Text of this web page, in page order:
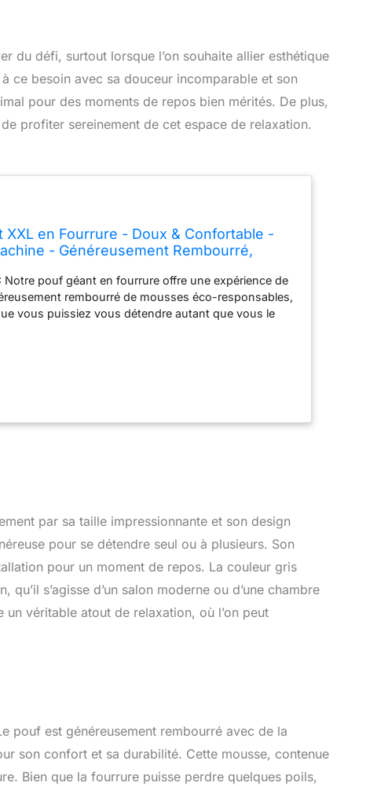
du défi, surtout lorsque l’on souhaite allier esthétique
ce besoin avec sa douceur incomparable et son
pour des moments de repos bien mérités. De plus,
profiter sereinement de cet espace de relaxation.
XXL en Fourrure - Doux & Confortable -
- Généreusement Rembourré,
Notre pouf géant en fourrure offre une expérience de
rembourré de mousses éco-responsables,
vous puissiez vous détendre autant que vous le
: Transformez votre espace en véritable cocon de
à toutes les occasions, que ce soit pour se
regarder la télé, faites de chaque instant un plaisir
: Dites adieu aux salissures et aux mauvaises
géant se retire facilement et se lave en machine
et une fraîcheur optimales. 🇫🇷 FABRIQUÉ EN
sous 30 jours. Notre service client français est à votre
assistance de qualité.
par sa taille impressionnante et son design
pour se détendre seul ou à plusieurs. Son
pour un moment de repos. La couleur gris
s’agisse d’un salon moderne ou d’une chambre
véritable atout de relaxation, où l’on peut
pouf est généreusement rembourré avec de la
son confort et sa durabilité. Cette mousse, contenue
Bien que la fourrure puisse perdre quelques poils,